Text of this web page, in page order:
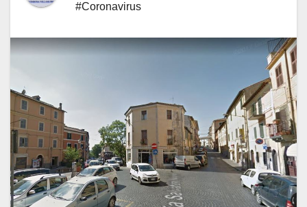
#Coronavirus